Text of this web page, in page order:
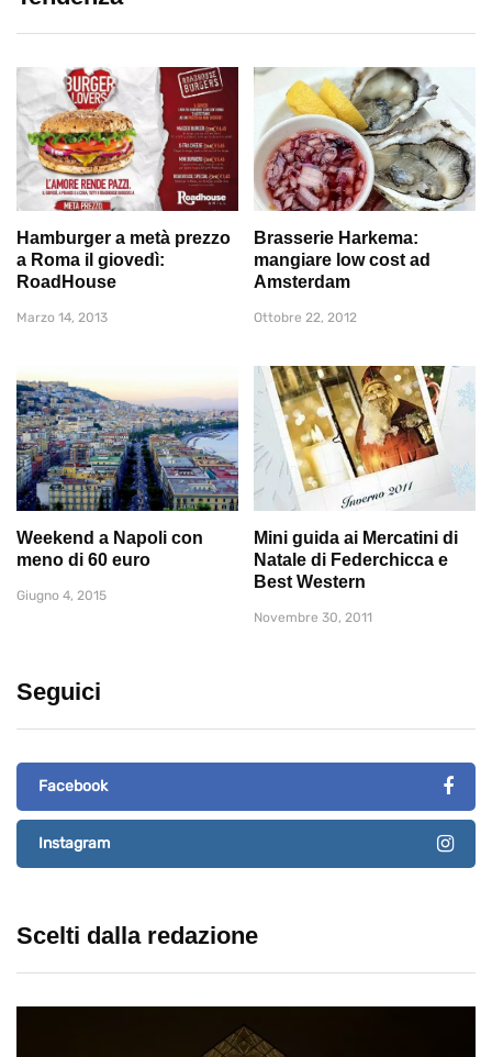
Hamburger a metà prezzo
a Roma il giovedì:
RoadHouse
Marzo 14, 2013
Brasserie Harkema:
mangiare low cost ad
Amsterdam
Ottobre 22, 2012
Weekend a Napoli con
meno di 60 euro
Giugno 4, 2015
Mini guida ai Mercatini di
Natale di Federchicca e
Best Western
Novembre 30, 2011
Seguici
Facebook
Instagram
Scelti dalla redazione